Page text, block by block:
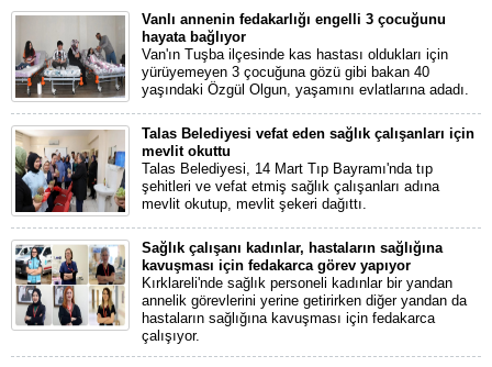
Vanlı annenin fedakarlığı engelli 3 çocuğunu
hayata bağlıyor
Van'ın Tuşba ilçesinde kas hastası oldukları için
yürüyemeyen 3 çocuğuna gözü gibi bakan 40
yaşındaki Özgül Olgun, yaşamını evlatlarına adadı.
Talas Belediyesi vefat eden sağlık çalışanları için
mevlit okuttu
Talas Belediyesi, 14 Mart Tıp Bayramı'nda tıp
şehitleri ve vefat etmiş sağlık çalışanları adına
mevlit okutup, mevlit şekeri dağıttı.
Sağlık çalışanı kadınlar, hastaların sağlığına
kavuşması için fedakarca görev yapıyor
Kırklareli'nde sağlık personeli kadınlar bir yandan
annelik görevlerini yerine getirirken diğer yandan da
hastaların sağlığına kavuşması için fedakarca
çalışıyor.